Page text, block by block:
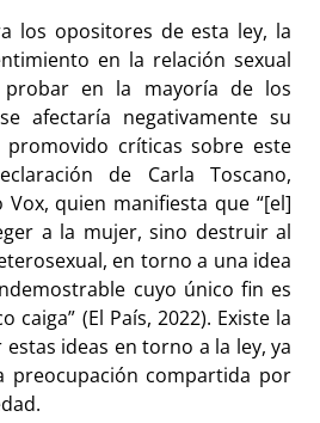
los opositores de esta ley, la
en la relación sexual
en la mayoría de los
afectaría negativamente su
promovido críticas sobre este
de Carla Toscano,
quien manifiesta que “[el]
a la mujer, sino destruir al
en torno a una idea
cuyo único fin es
caiga” (El País, 2022). Existe la
ideas en torno a la ley, ya
preocupación compartida por